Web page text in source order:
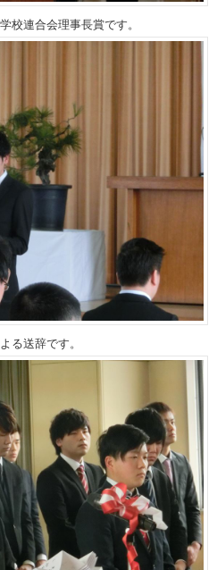
校連合会理事長賞です。
る送辞です。